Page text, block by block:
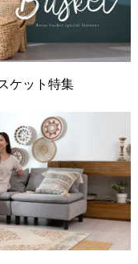
ケット特集